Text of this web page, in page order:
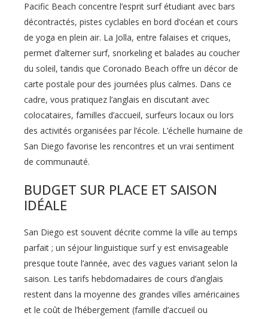
Pacific Beach concentre l’esprit surf étudiant avec bars
décontractés, pistes cyclables en bord d’océan et cours
de yoga en plein air. La Jolla, entre falaises et criques,
permet d’alterner surf, snorkeling et balades au coucher
du soleil, tandis que Coronado Beach offre un décor de
carte postale pour des journées plus calmes. Dans ce
cadre, vous pratiquez l’anglais en discutant avec
colocataires, familles d’accueil, surfeurs locaux ou lors
des activités organisées par l’école. L’échelle humaine de
San Diego favorise les rencontres et un vrai sentiment
de communauté.
BUDGET SUR PLACE ET SAISON
IDÉALE
San Diego est souvent décrite comme la ville au temps
parfait ; un séjour linguistique surf y est envisageable
presque toute l’année, avec des vagues variant selon la
saison. Les tarifs hebdomadaires de cours d’anglais
restent dans la moyenne des grandes villes américaines
et le coût de l’hébergement (famille d’accueil ou